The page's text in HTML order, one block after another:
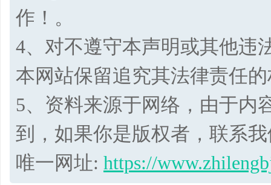
作！。
4、对不遵守本声明或其他违
本网站保留追究其法律责任
5、资料来源于网络，由于内
到，如果你是版权者，联系
唯一网址: https://